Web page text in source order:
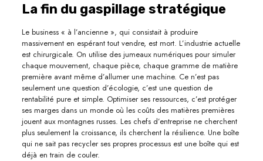
La fin du gaspillage stratégique
Le business « à l’ancienne », qui consistait à produire
massivement en espérant tout vendre, est mort. L’industrie actuelle
est chirurgicale. On utilise des jumeaux numériques pour simuler
chaque mouvement, chaque pièce, chaque gramme de matière
première avant même d’allumer une machine. Ce n’est pas
seulement une question d’écologie, c’est une question de
rentabilité pure et simple. Optimiser ses ressources, c’est protéger
ses marges dans un monde où les coûts des matières premières
jouent aux montagnes russes. Les chefs d’entreprise ne cherchent
plus seulement la croissance, ils cherchent la résilience. Une boîte
qui ne sait pas recycler ses propres processus est une boîte qui est
déjà en train de couler.